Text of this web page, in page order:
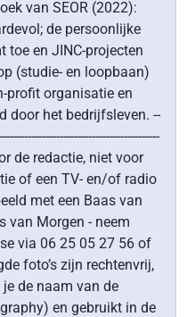
van SEOR (2022):
de persoonlijke
toe en JINC-projecten
(studie- en loopbaan)
profit organisatie en
door het bedrijfsleven. --
de redactie, niet voor
of een TV- en/of radio
met een Baas van
van Morgen - neem
via 06 25 05 27 56 of
foto’s zijn rechtenvrij,
de naam van de
en gebruikt in de